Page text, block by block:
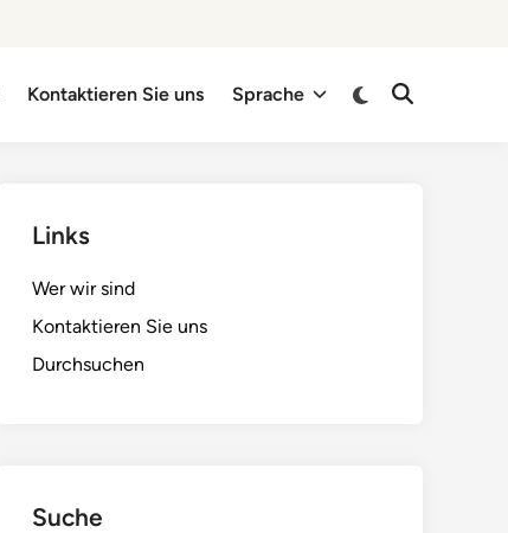
Kontaktieren Sie uns Sprache
Switch
Open
Links
Wer wir sind
Kontaktieren Sie uns
Durchsuchen
Suche